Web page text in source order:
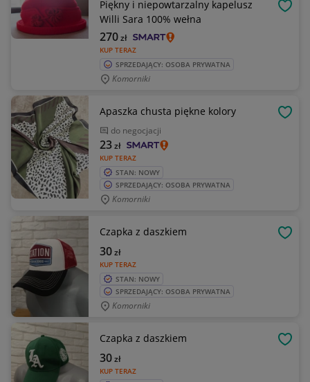
Piękny i niepowtarzalny kapelusz
Willi Sara 100% wełna
KUP TERAZ
270zł
SPRZEDAJĄCY: OSOBA PRYWATNA
Komorniki
Apaszka chusta piękne kolory
do negocjacji
KUP TERAZ
23zł
STAN: NOWY
SPRZEDAJĄCY: OSOBA PRYWATNA
Komorniki
Czapka z daszkiem
KUP TERAZ
30zł
STAN: NOWY
SPRZEDAJĄCY: OSOBA PRYWATNA
Komorniki
Czapka z daszkiem
KUP TERAZ
30zł